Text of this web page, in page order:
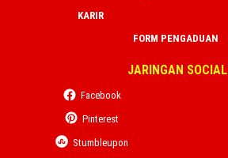
KARIR
FORM PENGADUAN
JARINGAN SOCIAL
Facebook
Pinterest
Stumbleupon